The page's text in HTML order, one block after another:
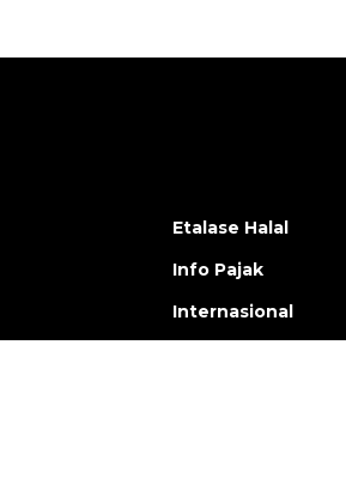
Etalase Halal
Info Pajak
Internasional